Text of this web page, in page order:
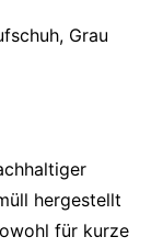
Grau
hergestellt
für kurze